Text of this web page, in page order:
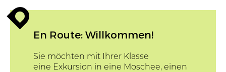
enroute
En Route: Willkommen!
Sie möchten mit Ihrer Klasse
eine Exkursion in eine Moschee, einen